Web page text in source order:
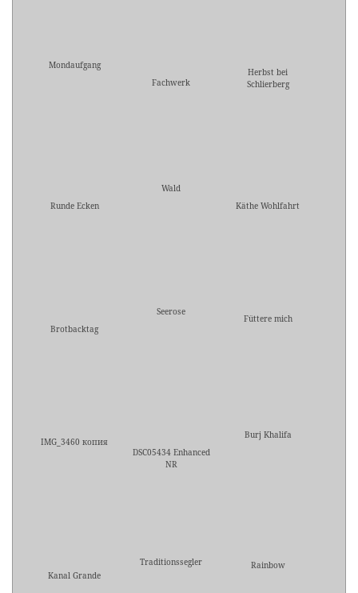
Mondaufgang
Fachwerk
Herbst bei
Schlierberg
Runde Ecken
Wald
Käthe Wohlfahrt
Brotbacktag
Seerose
Füttere mich
IMG_3460 копия
DSC05434 Enhanced
NR
Burj Khalifa
Kanal Grande
Traditionssegler Rainbow